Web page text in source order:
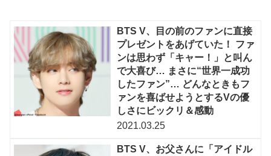
BTS V、目の前のファンに直接
プレゼントをあげていた！ ファ
ンは思わず「キャー！」と叫ん
で大喜び… まさに“世界一成功
したファン”… どんなときもフ
ァンを喜ばせようとするVの優
しさにビックリ＆感動
2021.03.25
BTS V、お父さんに「アイドル